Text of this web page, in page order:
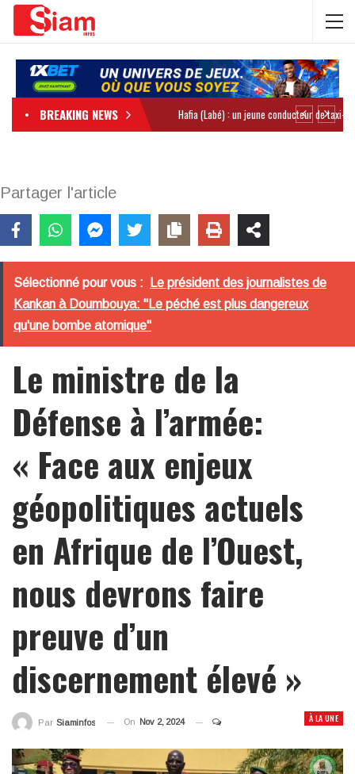
BREAKING NEWS
Partager l'article
Sélectionné pour vous :
Le président des journalistes de
Kankan à Doumbouya: "Le péché est plus dangereux
qu'une bombe atomique"
Le ministre de la
Défense à l’armée:
« Face aux enjeux
géopolitiques actuels
en Afrique de l’Ouest,
nous devrons faire
preuve d’un
discernement élevé »
À LA UNE
Par Siaminfos On Nov 2, 2024